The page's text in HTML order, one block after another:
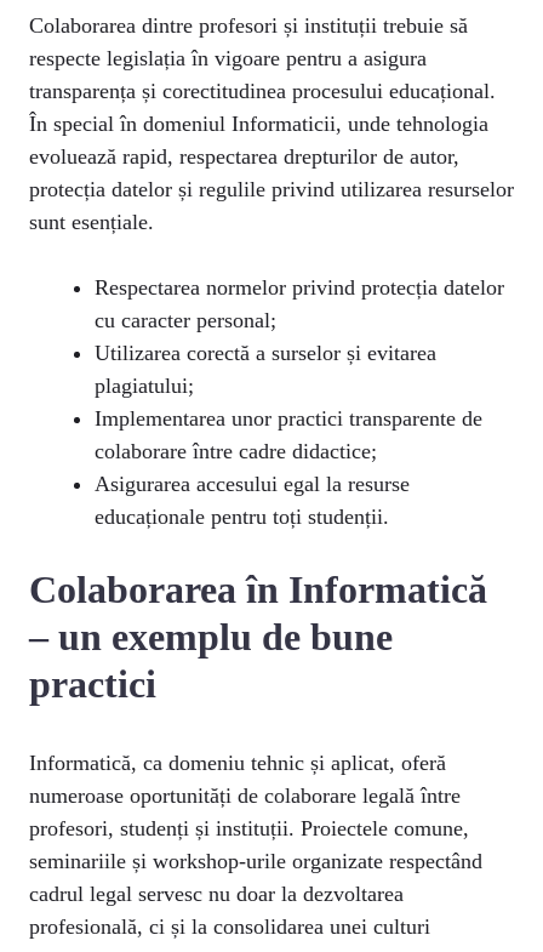
Colaborarea dintre profesori și instituții trebuie să
respecte legislația în vigoare pentru a asigura
transparența și corectitudinea procesului educațional.
În special în domeniul Informaticii, unde tehnologia
evoluează rapid, respectarea drepturilor de autor,
protecția datelor și regulile privind utilizarea resurselor
sunt esențiale.
Respectarea normelor privind protecția datelor
cu caracter personal;
Utilizarea corectă a surselor și evitarea
plagiatului;
Implementarea unor practici transparente de
colaborare între cadre didactice;
Asigurarea accesului egal la resurse
educaționale pentru toți studenții.
Colaborarea în Informatică
– un exemplu de bune
practici
Informatică, ca domeniu tehnic și aplicat, oferă
numeroase oportunități de colaborare legală între
profesori, studenți și instituții. Proiectele comune,
seminariile și workshop-urile organizate respectând
cadrul legal servesc nu doar la dezvoltarea
profesională, ci și la consolidarea unei culturi